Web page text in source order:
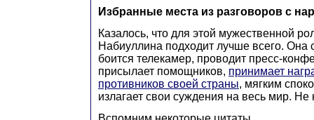
Избранные места из разговоров с
Казалось, что для этой мужественной
Набиуллина подходит лучше всего.
боится телекамер, проводит пресс-
присылает помощников, принимает
противников своей страны, мягким
излагает свои суждения на весь мир.